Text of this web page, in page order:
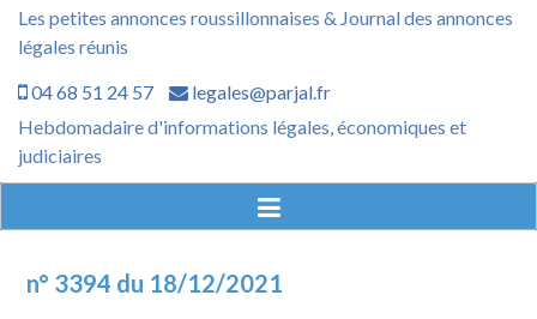
Les petites annonces roussillonnaises & Journal des annonces
légales réunis
04 68 51 24 57
legales@parjal.fr
Hebdomadaire d'informations légales, économiques et
judiciaires
n° 3394 du 18/12/2021